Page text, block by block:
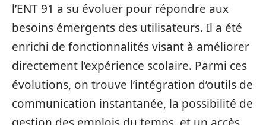
l’ENT 91 a su évoluer pour répondre aux
besoins émergents des utilisateurs. Il a été
enrichi de fonctionnalités visant à améliorer
directement l’expérience scolaire. Parmi ces
évolutions, on trouve l’intégration d’outils de
communication instantanée, la possibilité de